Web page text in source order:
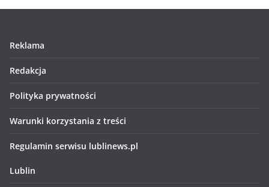
Reklama
Redakcja
Polityka prywatności
Warunki korzystania z treści
Regulamin serwisu lublinews.pl
Lublin